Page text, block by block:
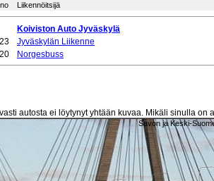
Liikennöitsijä
Koiviston Auto Jyväskylä
Jyväskylän Liikenne
Norgesbuss
autosta ei löytynyt yhtään kuvaa. Mikäli sinulla on
Savon ja Keski-